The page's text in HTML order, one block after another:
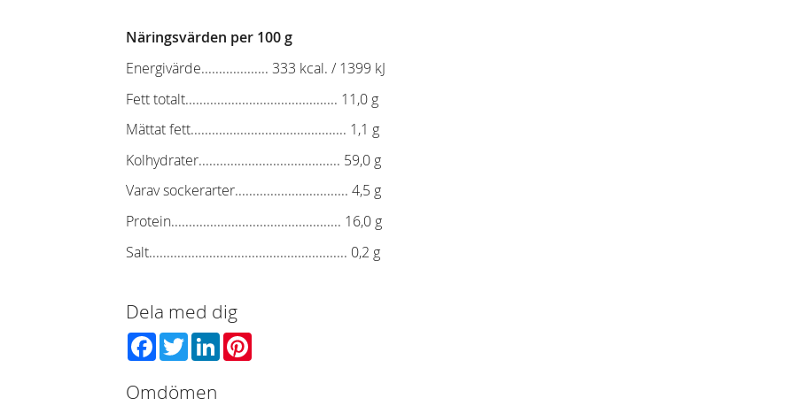
Näringsvärden per 100 g
Energivärde................... 333 kcal. / 1399 kJ
Fett totalt........................................... 11,0 g
Mättat fett............................................ 1,1 g
Kolhydrater........................................ 59,0 g
Varav sockerarter................................ 4,5 g
Protein................................................ 16,0 g
Salt........................................................ 0,2 g
Dela med dig
Facebook
TwitterLinkedIn
Omdömen